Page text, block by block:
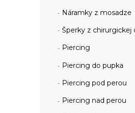
Náramky z mosadze
Šperky z chirurgickej
Piercing
Piercing do pupka
Piercing pod perou
Piercing nad perou